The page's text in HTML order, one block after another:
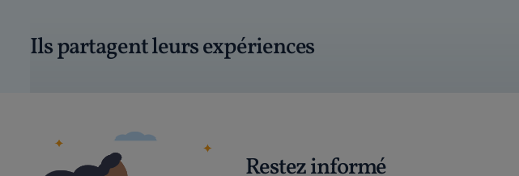
Ils partagent leurs expériences
Restez informé